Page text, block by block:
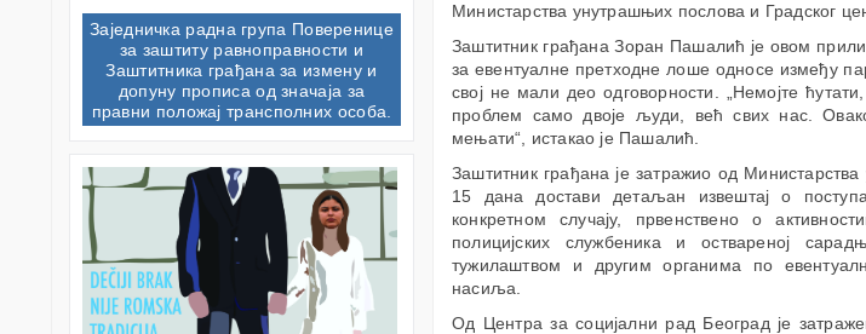
Министарства унутрашњих послова и Градског
Заштитник грађана Зоран Пашалић је овом
за евентуалне претходне лоше односе између
свој не мали део одговорности. „Немојте
проблем само двоје људи, већ свих нас.
мењати“, истакао је Пашалић.
Заштитник грађана је затражио од
15 дана достави детаљан извештај о
конкретном случају, првенствено о
полицијских службеника и оствареној
тужилаштвом и другим органима по
насиља.
Од Центра за социјални рад Београд је
Заједничкa раднa групa Поверенице
за заштиту равноправности и
Заштитника грађана за измену и
допуну прописа од значаја за
правни положај трансполних особа.